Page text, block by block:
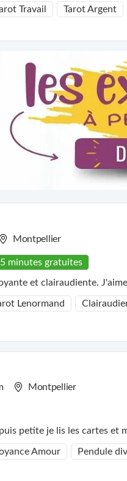
Travail Tarot Argent
Montpellier
5 minutes gratuites
et clairaudiente.
Lenormand
Montpellier
petite je lis les cartes et
Amour Pendule